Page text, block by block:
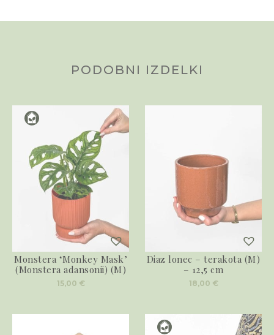
PODOBNI IZDELKI
Monstera ‘Monkey Mask’
(Monstera adansonii) (M)
15,00 €
Diaz lonec – terakota (M)
– 12,5 cm
18,00 €